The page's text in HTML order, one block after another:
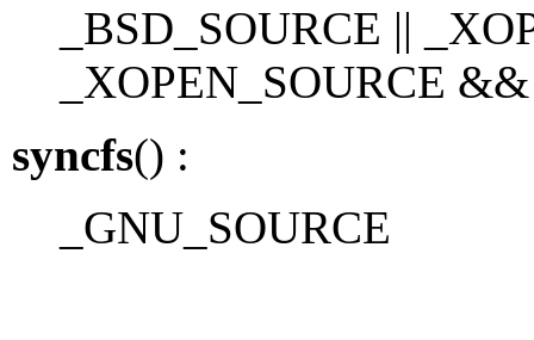
_BSD_SOURCE ||
_XOPEN_SOURCE
syncfs() :
_GNU_SOURCE